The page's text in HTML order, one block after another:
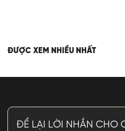
ĐƯỢC XEM NHIỀU NHẤT
ĐỂ LẠI LỜI NHẮN CHO